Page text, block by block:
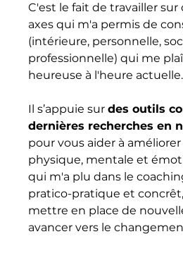
C'est le fait de travailler sur
axes qui m'a permis de
(intérieure, personnelle,
professionnelle) qui me
heureuse à l'heure actuelle.
Il s’appuie sur des outils
dernières recherches en
pour vous aider à
physique, mentale et
qui m'a plu dans le
pratico-pratique et
mettre en place de
avancer vers le